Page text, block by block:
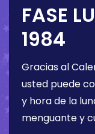
FASE
1984
Gracias al
usted puede
y hora de la
menguante y